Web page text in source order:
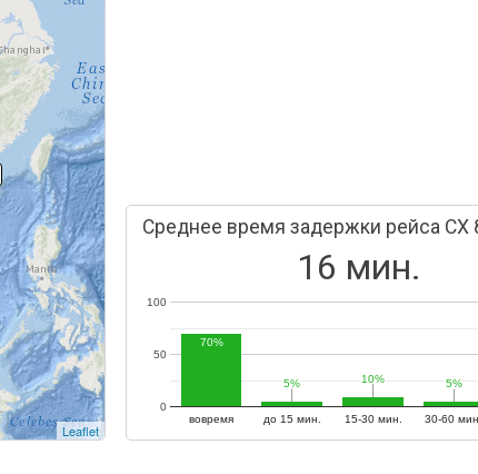
Leaflet
Среднее время задержки рейса CX
16 мин.
вовремя до 15 мин. 15-30 мин. 30-60 мин.
0
50
100
70%
5%
5% 10%
10% 5%
5%